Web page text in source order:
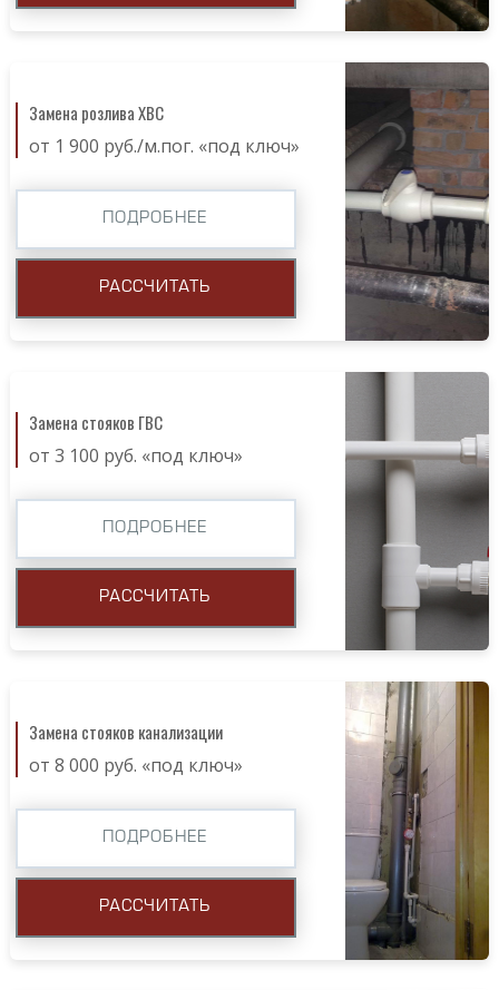
Замена розлива ХВС
от 1 900 руб./м.пог. «под ключ»
ПОДРОБНЕЕ
РАССЧИТАТЬ
Замена стояков ГВС
от 3 100 руб. «под ключ»
ПОДРОБНЕЕ
РАССЧИТАТЬ
Замена стояков канализации
от 8 000 руб. «под ключ»
ПОДРОБНЕЕ
РАССЧИТАТЬ